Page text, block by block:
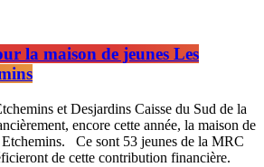
la maison de jeunes Les
et Desjardins Caisse du Sud de la
encore cette année, la maison de
Ce sont 53 jeunes de la MRC
de cette contribution financière.